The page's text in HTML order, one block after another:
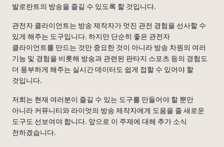
발로란트의 방송을 즐길 수 있도록 할 것입니다.
관전자 클라이언트는 방송 제작자가 멋진 관전 경험을 선사할 수
있게 해주는 도구입니다. 하지만 단순히 좋은 관전자
클라이언트를 만드는 것만 중요한 것이 아니라 방송 차원의 여러
기능 및 경험을 비롯해 방송과 관련된 판타지 스포츠 등의 경험도
더 풍부하게 해주는 실시간 데이터도 쉽게 접할 수 있어야 할
것입니다.
저희는 현재 여러분이 즐길 수 있는 도구를 만들어야 할 뿐만
아니라 커뮤니티와 라이엇의 방송 제작자에게 도움을 줄 새로운
도구도 선보여야 합니다. 앞으로 이 주제에 대해 추가 소식
전하겠습니다.